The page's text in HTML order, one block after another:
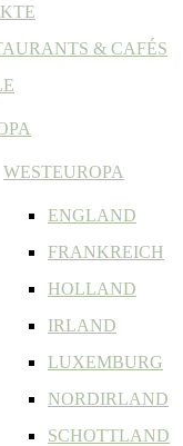
& CAFÉS
WESTEUROPA
ENGLAND
FRANKREICH
HOLLAND
IRLAND
LUXEMBURG
NORDIRLAND
SCHOTTLAND